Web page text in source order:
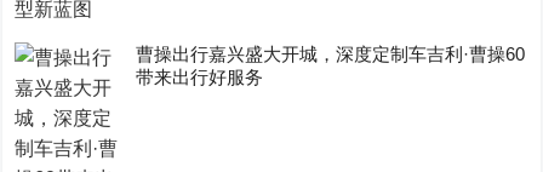
曹操出行嘉兴盛大开城，深度定制车吉利·曹操60
带来出行好服务